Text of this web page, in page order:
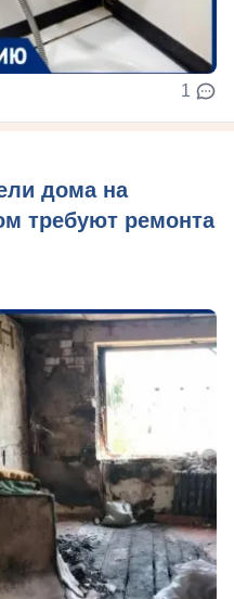
1
дома на
требуют ремонта